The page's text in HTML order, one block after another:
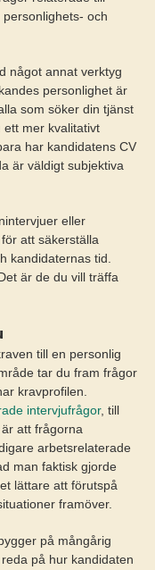
och
något annat verktyg
personlighet är
som söker din tjänst
mer kvalitativt
har kandidatens CV
är väldigt subjektiva
eller
att säkerställa
kandidaternas tid.
är de du vill träffa
till en personlig
tar du fram frågor
kravprofilen.
intervjufrågor, till
att frågorna
arbetsrelaterade
man faktisk gjorde
lättare att förutspå
framöver.
på mångårig
på hur kandidaten